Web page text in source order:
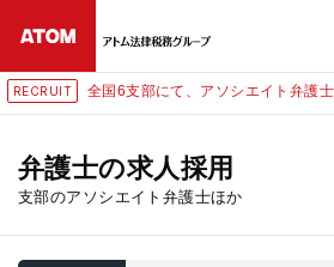
RECRUIT 全国6支部にて、アソシエイト弁護
弁護士の求人採用
支部のアソシエイト弁護士ほか
24時間365日全国
無料相談窓口はこちら